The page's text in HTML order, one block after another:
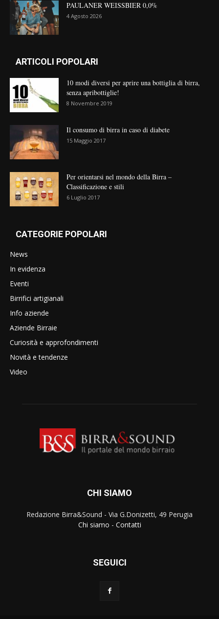
PAULANER WEISSBIER 0,0%
4 Agosto 2026
ARTICOLI POPOLARI
10 modi diversi per aprire una bottiglia di birra,
senza apribottiglie!
8 Novembre 2019
Il consumo di birra in caso di diabete
15 Maggio 2017
Per orientarsi nel mondo della Birra –
Classificazione e stili
6 Luglio 2017
CATEGORIE POPOLARI
News
In evidenza
Eventi
Birrifici artigianali
Info aziende
Aziende Birraie
Curiosità e approfondimenti
Novità e tendenze
Video
CHI SIAMO
Redazione Birra&Sound - Via G.Donizetti, 49 Perugia
Chi siamo - Contatti
SEGUICI